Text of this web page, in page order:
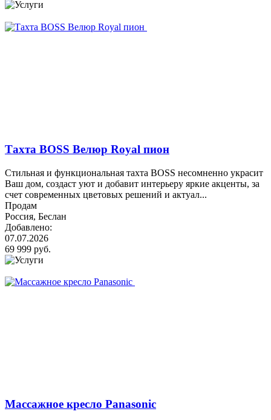
Тахта BOSS Велюр Royal пион
Стильная и функциональная тахта BOSS несомненно украсит
Ваш дом, создаст уют и добавит интерьеру яркие акценты, за
счет современных цветовых решений и актуал...
Продам
Россия, Беслан
Добавлено:
07.07.2026
69 999 руб.
Массажное кресло Panasonic